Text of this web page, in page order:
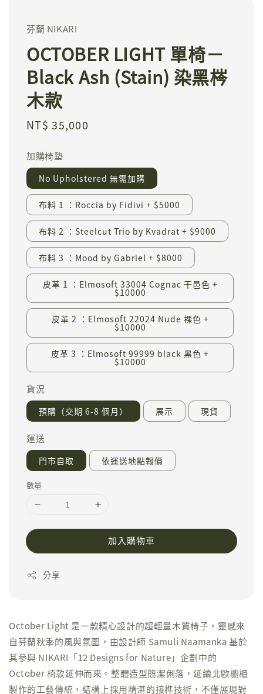
芬蘭 NIKARI
OCTOBER LIGHT 單椅－
Black Ash (Stain) 染黑梣
木款
Regular
NT$ 35,000
加購椅墊
No Upholstered 無需加購
布料 1 ：Roccia by Fidivi + $5000
布料 2 ：Steelcut Trio by Kvadrat + $9000
布料 3 ：Mood by Gabriel + $8000
皮革 1 ：Elmosoft 33004 Cognac 干邑色 +
$10000
皮革 2 ：Elmosoft 22024 Nude 裸色 +
$10000
皮革 3 ：Elmosoft 99999 black 黑色 +
$10000
貨況
預購（交期 6-8 個月） 展示 現貨
運送
門市自取 依運送地點報價
數量
加入購物車
分享
October Light 是一款精心設計的超輕量木質椅子，靈感來
自芬蘭秋季的風與氛圍，由設計師 Samuli Naamanka 基於
其參與 NIKARI「12 Designs for Nature」企劃中的
October 椅款延伸而來。整體造型簡潔俐落，延續北歐櫥櫃
製作的工藝傳統，結構上採用精湛的接榫技術，不僅展現對